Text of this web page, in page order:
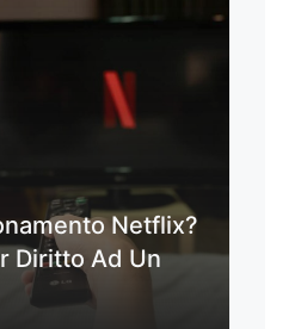
Netflix?
Diritto Ad Un